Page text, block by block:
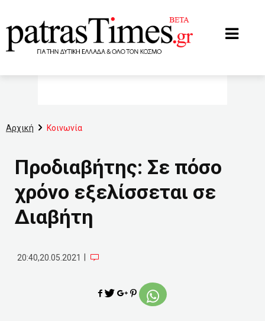
Αρχική Κοινωνία
Προδιαβήτης: Σε πόσο
χρόνο εξελίσσεται σε
Διαβήτη
20:40,20.05.2021